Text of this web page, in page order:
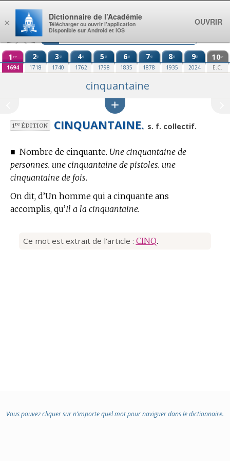
Aller au contenu
1 re
1694
2e
1718
3e
1740
4e
1762
5e
1798
6e
1835
7e
1878
8e
1935
9e
2024
10e
E.C.
cinquantaine
1reÉDITION CINQUANTAINE. s. f. collectif.
■ Nombre de cinquante. Une cinquantaine de
personnes. une cinquantaine de pistoles. une
cinquantaine de fois.
On dit, d’Un homme qui a cinquante ans
accomplis, qu’Il a la cinquantaine.
Ce mot est extrait de l'article : CINQ.
Vous pouvez cliquer sur n’importe quel mot pour naviguer dans le dictionnaire.
×
Dictionnaire de l’Académie
Télécharger ou ouvrir l’application
Disponible sur Android et iOS
OUVRIR